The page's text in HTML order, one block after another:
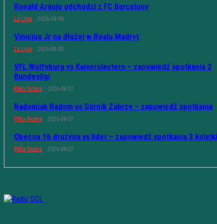
Ronald Araujo odchodzi z FC Barcelony
La Liga 2026-08-08
Vinicius Jr na dłużej w Realu Madryt
La Liga 2026-08-08
VFL Wolfsburg vs Kaiserslautern – zapowiedź spotkania 2
Bundesligi
Piłka Nożna 2026-08-07
Radomiak Radom vs Górnik Zabrze – zapowiedź spotkania
Piłka Nożna 2026-08-07
Obecna 16 drużyna vs lider – zapowiedź spotkania 3 kolejki
Piłka Nożna 2026-08-07